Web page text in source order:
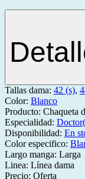
Tallas dama: 42 (s),
Color: Blanco
Producto: Chaqueta
Especialidad:
Disponibilidad: En
Color especifico:
Largo manga: Larga
Linea: Línea dama
Precio: Oferta